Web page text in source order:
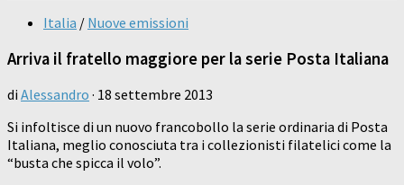
Italia / Nuove emissioni
Arriva il fratello maggiore per la serie Posta Italiana
di Alessandro · 18 settembre 2013
Si infoltisce di un nuovo francobollo la serie ordinaria di Posta
Italiana, meglio conosciuta tra i collezionisti filatelici come la
“busta che spicca il volo”.